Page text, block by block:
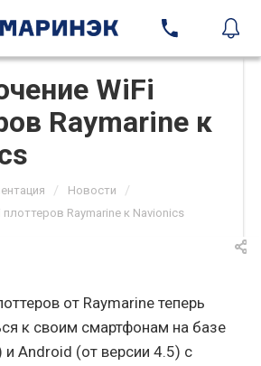
WiFi
Raymarine к
/ Новости /
Raymarine к Navionics
от Raymarine теперь
к своим смартфонам на базе
и Android (от версии 4.5) с